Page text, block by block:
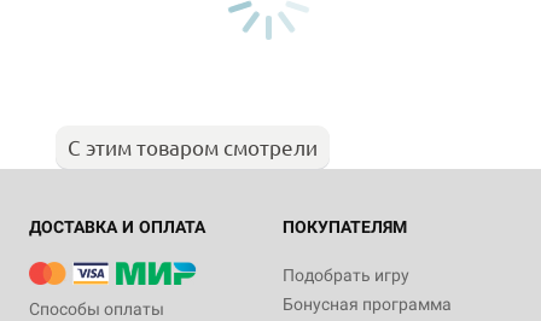
С этим товаром смотрели
ДОСТАВКА И ОПЛАТА
Способы оплаты
ПОКУПАТЕЛЯМ
Подобрать игру
Бонусная программа